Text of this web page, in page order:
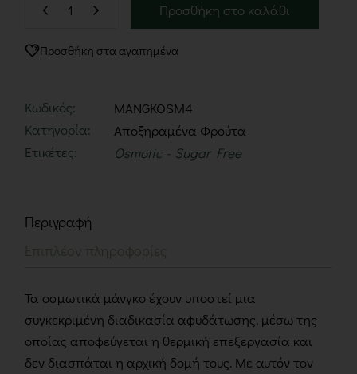
Προσθήκη στο καλάθι
Προσθήκη στα αγαπημένα
Κωδικός:
MANGKOSM4
Κατηγορία:
Αποξηραμένα Φρούτα
Ετικέτες:
Osmotic Sugar Free
Περιγραφή
Τα οσμωτικά μάνγκο έχουν υποστεί μια
συγκεκριμένη διαδικασία αφυδάτωσης, μέσω της
οποίας αποφεύγεται η θερμική επεξεργασία και
δεν διασπάται η αρχική δομή τους. Με αυτόν τον